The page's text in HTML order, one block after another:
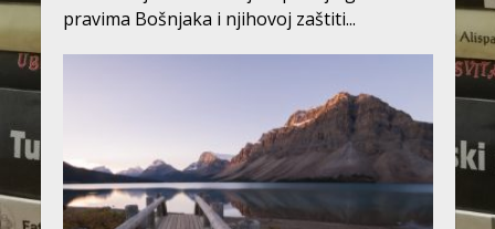
pravima Bošnjaka i njihovoj zaštiti...